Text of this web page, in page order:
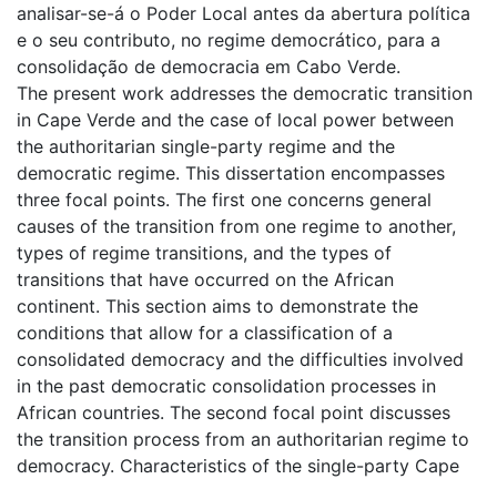
analisar-se-á o Poder Local antes da abertura política
e o seu contributo, no regime democrático, para a
consolidação de democracia em Cabo Verde.
The present work addresses the democratic transition
in Cape Verde and the case of local power between
the authoritarian single-party regime and the
democratic regime. This dissertation encompasses
three focal points. The first one concerns general
causes of the transition from one regime to another,
types of regime transitions, and the types of
transitions that have occurred on the African
continent. This section aims to demonstrate the
conditions that allow for a classification of a
consolidated democracy and the difficulties involved
in the past democratic consolidation processes in
African countries. The second focal point discusses
the transition process from an authoritarian regime to
democracy. Characteristics of the single-party Cape